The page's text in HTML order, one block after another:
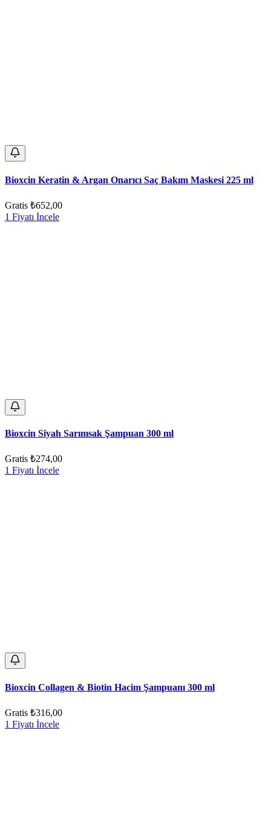
Bioxcin Keratin & Argan Onarıcı Saç Bakım Maskesi 225 ml
Gratis ₺652,00
1 Fiyatı İncele
Bioxcin Siyah Sarımsak Şampuan 300 ml
Gratis ₺274,00
1 Fiyatı İncele
Bioxcin Collagen & Biotin Hacim Şampuanı 300 ml
Gratis ₺316,00
1 Fiyatı İncele